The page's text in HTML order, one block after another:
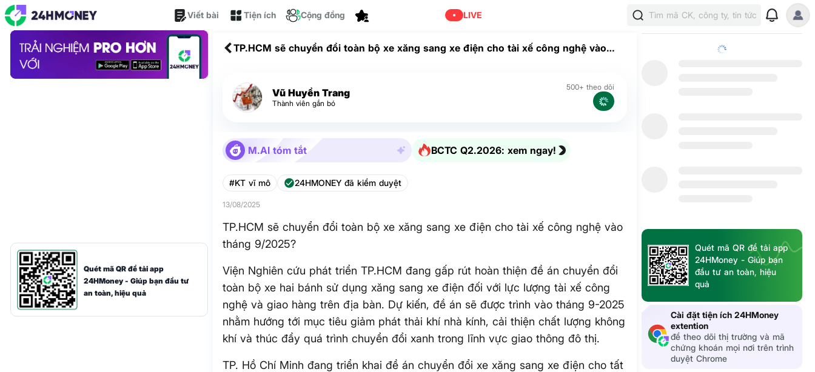
Viết bài Tiện ích Cộng đồng LIVE Tìm mã CK, công ty, tin tức
Quét mã QR để tải app
24HMoney - Giúp bạn đầu tư
an toàn, hiệu quả
TP.HCM sẽ chuyển đổi toàn bộ xe xăng sang xe điện cho tài xế công nghệ vào
Vũ Huyền Trang
Thành viên gắn bó
500+ theo dõi
M.AI tóm tắt BCTC Q2.2026: xem ngay!
#KT vĩ mô 24HMONEY đã kiểm duyệt
13/08/2025
TP.HCM sẽ chuyển đổi toàn bộ xe xăng sang xe điện cho tài xế công nghệ vào
tháng 9/2025?
Viện Nghiên cứu phát triển TP.HCM đang gấp rút hoàn thiện đề án chuyển đổi
toàn bộ xe hai bánh sử dụng xăng sang xe điện đối với lực lượng tài xế công
nghệ và giao hàng trên địa bàn. Dự kiến, đề án sẽ được trình vào tháng 9-2025
nhằm hướng tới mục tiêu giảm phát thải khí nhà kính, cải thiện chất lượng không
khí và thúc đẩy quá trình chuyển đổi xanh trong lĩnh vực giao thông đô thị.
TP. Hồ Chí Minh đang triển khai đề án chuyển đổi xe xăng sang xe điện cho tất
Quét mã QR để tải app
24HMoney - Giúp bạn
đầu tư an toàn, hiệu
quả
Cài đặt tiện ích 24HMoney
extention
để theo dõi thị trường và mã
chứng khoán mọi nơi trên trình
duyệt Chrome